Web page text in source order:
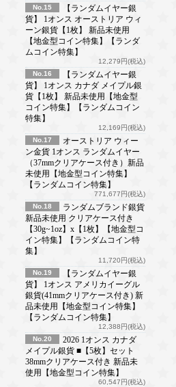
No.15
【ランダムイヤー銀
貨】 1オンス オーストリア ウィ
ーン銀貨【1枚】 新品未使用
【地金型コイン特集】【ランダ
ムコイン特集】
12,279円(税込)
No.16
【ランダムイヤー銀
貨】 1オンス カナダ メイプル銀
貨【1枚】 新品未使用【地金型
コイン特集】【ランダムコイン
特集】
12,169円(税込)
No.17
オーストリア ウィー
ン金貨 1オンス ランダムイヤー
（37mmクリアケース付き）新品
未使用【地金型コイン特集】
【ランダムコイン特集】
771,677円(税込)
No.18
ランダムブランド銀貨
新品未使用 クリアケース付き
【30g~1oz】x【1枚】【地金型コ
イン特集】【ランダムコイン特
集】
11,720円(税込)
No.19
【ランダムイヤー銀
貨】 1オンス アメリカイーグル
銀貨(41mmクリアケース付き) 新
品未使用【地金型コイン特集】
【ランダムコイン特集】
12,388円(税込)
No.20
2026 1オンス カナダ
メイプル銀貨 ■【5枚】セット
38mmクリアケース付き 新品未
使用【地金型コイン特集】
60,547円(税込)